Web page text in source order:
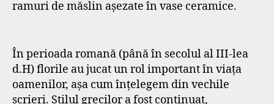
ramuri de măslin așezate în vase ceramice.
În perioada romană (până în secolul al III-lea
d.H) florile au jucat un rol important în viața
oamenilor, așa cum înțelegem din vechile
scrieri. Stilul grecilor a fost continuat,